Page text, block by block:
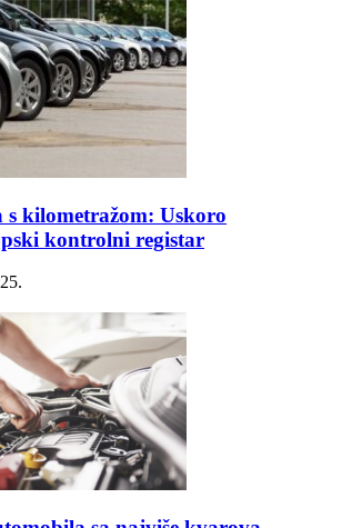
kilometražom: Uskoro
kontrolni registar